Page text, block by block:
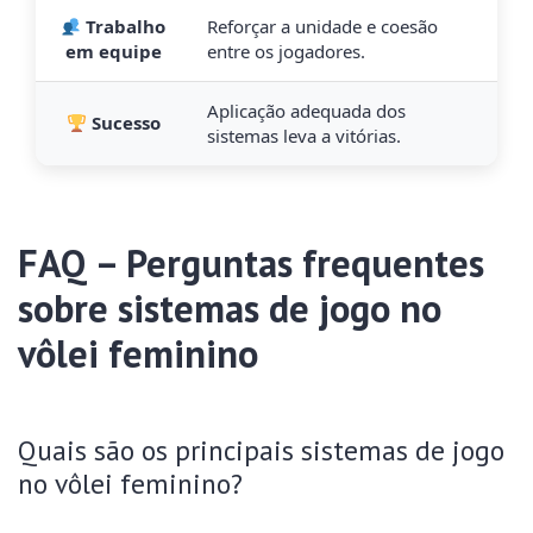
Trabalho
em equipe
Reforçar a unidade e coesão
entre os jogadores.
Sucesso
Aplicação adequada dos
sistemas leva a vitórias.
FAQ – Perguntas frequentes
sobre sistemas de jogo no
vôlei feminino
Quais são os principais sistemas de jogo
no vôlei feminino?